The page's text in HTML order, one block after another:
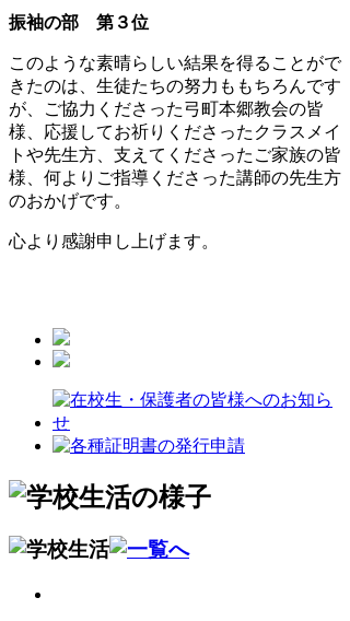
振袖の部 第３位
このような素晴らしい結果を得ることがで
きたのは、生徒たちの努力ももちろんです
が、ご協力くださった弓町本郷教会の皆
様、応援してお祈りくださったクラスメイ
トや先生方、支えてくださったご家族の皆
様、何よりご指導くださった講師の先生方
のおかげです。
心より感謝申し上げます。